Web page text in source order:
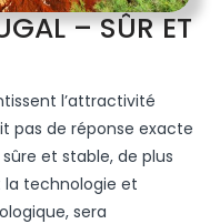
– SÛR ET
pas de réponse exacte
et stable, de plus
la technologie et
sera